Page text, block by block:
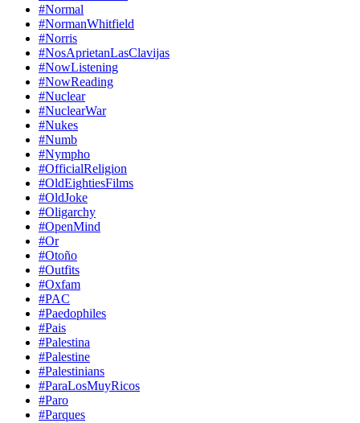
#Normal
#NormanWhitfield
#Norris
#NosAprietanLasClavijas
#NowListening
#NowReading
#Nuclear
#NuclearWar
#Nukes
#Numb
#Nympho
#OfficialReligion
#OldEightiesFilms
#OldJoke
#Oligarchy
#OpenMind
#Or
#Otoño
#Outfits
#Oxfam
#PAC
#Paedophiles
#Pais
#Palestina
#Palestine
#Palestinians
#ParaLosMuyRicos
#Paro
#Parques